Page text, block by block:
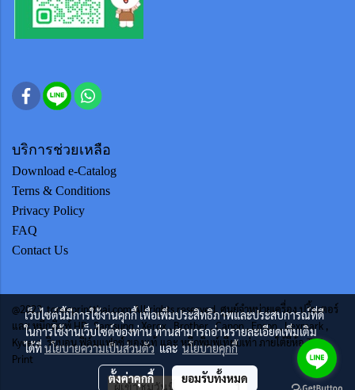
บริการช่วยเหลือ
Download e-Catalog
Terns & Conditions
Privacy Policy
FAQ
Contact Us
@2023 tonerprintthai.com All rights reserved. ศูนย์จำหน่ายเครื่อง ปริ้นเตอร์
และ หมึกพิมพ์ HP , Samsung , Xerox , Brother , Canon , Epson , Lexmark ,
Kycera ริบบอน ฟิล์มแฟกซ์ ของแท้ และ หมึกพิมพ์เทียบเท่า ภายใต้ยี่ห้อ TTS
Print
ผู้เข้าชมวันนี้ 1
เว็บไซต์นี้มีการใช้งานคุกกี้ เพื่อเพิ่มประสิทธิภาพและประสบการณ์ที่ดี
ในการใช้งานเว็บไซต์ของท่าน ท่านสามารถอ่านรายละเอียดเพิ่มเติม
ได้ที่นโยบายความเป็นส่วนตัวและ นโยบายคุกกี้
ตั้งค่าคุกกี้ ยอมรับทั้งหมด